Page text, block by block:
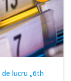
lucru „6th